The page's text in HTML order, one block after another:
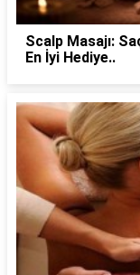
Scalp Masajı:
En İyi Hediye..